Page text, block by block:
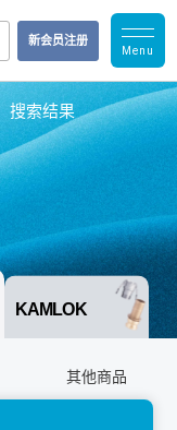
新会员注册
搜索结果
KAMLOK
其他商品